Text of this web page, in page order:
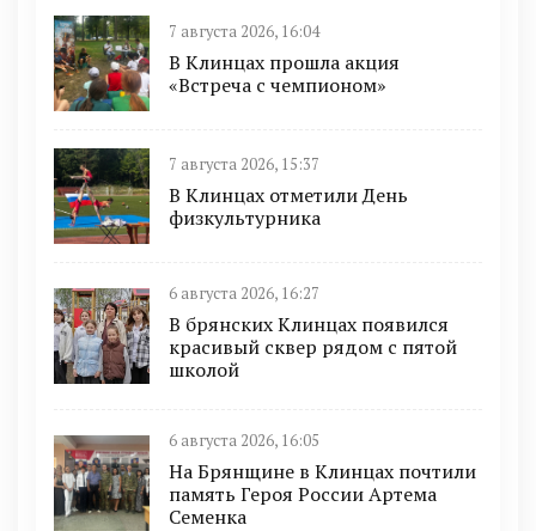
7 августа 2026, 16:04
В Клинцах прошла акция
«Встреча с чемпионом»
7 августа 2026, 15:37
В Клинцах отметили День
физкультурника
6 августа 2026, 16:27
В брянских Клинцах появился
красивый сквер рядом с пятой
школой
6 августа 2026, 16:05
На Брянщине в Клинцах почтили
память Героя России Артема
Семенка